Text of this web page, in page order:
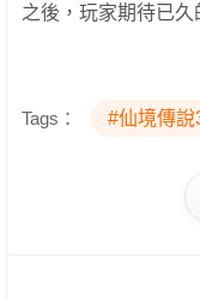
之後，玩家期待已久
Tags： #仙境傳說